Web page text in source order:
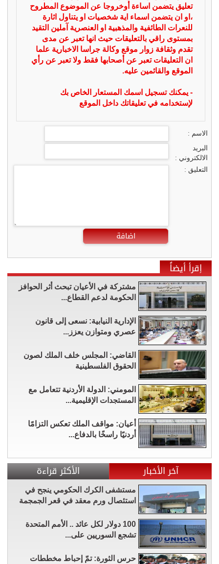
تعليق يتضمن اساءة أوخروجا عن الموضوع المطروح
،او ان يتضمن اسماء اية شخصيات او يتناول اثارة
للنعرات الطائفية والمذهبية او العنصرية آملين التقيد
بمستوى راقي بالتعليقات حيث انها تعبر عن مدى
تقدم وثقافة زوار موقع وكالة جراسا الاخبارية علما
ان التعليقات تعبر عن أصحابها فقط ولا تعبر عن رأي
الموقع والقائمين عليه.
- يمكنك تسجيل اسمك المستعار الخاص بك
لإستخدامه في تعليقاتك داخل الموقع
الاسم :
البريد
الالكتروني :
التعليق :
اضافة
إقرأ أيضاً
مشتركة في الأعيان تبحث أثر الحوافز
الحكومة لدعم القطاع...
الإدارية النيابية: نسعى إلى قانون
عصري ومتوازن يعزز...
القاضي: المجلس خلف الملك لصون
الحقوق الفلسطينية
المومني: الدولة الأردنية تتعامل مع
المستجدات الإقليمية...
أعيان: مواقف الملك تعكس التزامًا
أردنيًا راسخًا بالدفاع...
آخر الأخبار الأكثر قراءة
مستشفى الكرك الحكومي ينجح في
استئصال ورم معقد في قعر الجمجمة
100 دولار لكل عائد .. الأمم المتحدة
تشجع السوريين على...
حرس الثورة: تمّ إحباط مخططات